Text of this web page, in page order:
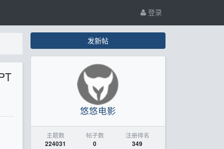
登录
发新帖
悠悠电影
主题数
224031
帖子数
0
注册排名
349